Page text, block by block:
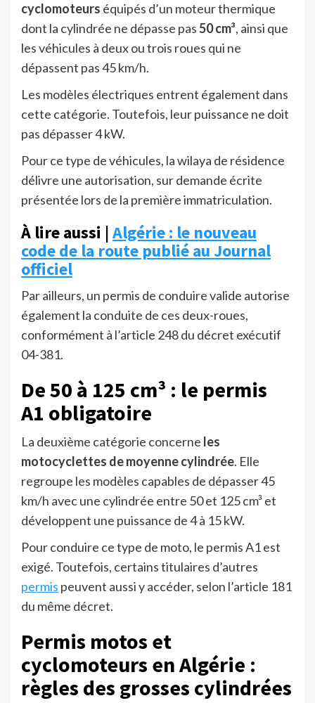
cyclomoteurs équipés d’un moteur thermique
dont la cylindrée ne dépasse pas50 cm³, ainsi que
les véhicules à deux ou trois roues qui ne
dépassent pas 45 km/h.
Les modèles électriques entrent également dans
cette catégorie. Toutefois, leur puissance ne doit
pas dépasser 4 kW.
Pour ce type de véhicules, la wilaya de résidence
délivre une autorisation, sur demande écrite
présentée lors de la première immatriculation.
À lire aussi |Algérie : le nouveau
code de la route publié au Journal
officiel
Par ailleurs, un permis de conduire valide autorise
également la conduite de ces deux-roues,
conformément à l’article 248 du décret exécutif
04-381.
De 50 à 125 cm³ : le permis
A1 obligatoire
La deuxième catégorie concerne les
motocyclettes de moyenne cylindrée. Elle
regroupe les modèles capables de dépasser 45
km/h avec une cylindrée entre 50 et 125 cm³ et
développent une puissance de 4 à 15 kW.
Pour conduire ce type de moto, le permis A1 est
exigé. Toutefois, certains titulaires d’autres
permis peuvent aussi y accéder, selon l’article 181
du même décret.
Permis motos et
cyclomoteurs en Algérie :
règles des grosses cylindrées